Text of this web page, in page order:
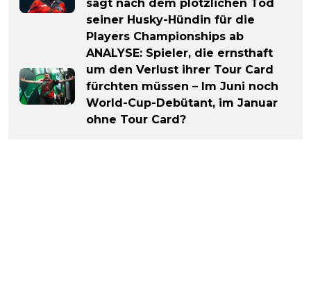
sagt nach dem plötzlichen Tod
seiner Husky-Hündin für die
Players Championships ab
ANALYSE: Spieler, die ernsthaft
um den Verlust ihrer Tour Card
fürchten müssen – Im Juni noch
World-Cup-Debütant, im Januar
ohne Tour Card?